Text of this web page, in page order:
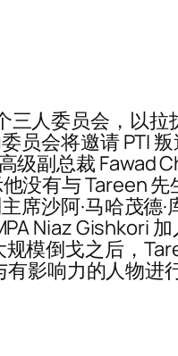
三人委员会，以
员会将邀请 PTI
级副总裁 Fawad
没有与 Tareen
席沙阿·马哈茂德
Niaz Gishkori
模倒戈之后，
影响力的人物进